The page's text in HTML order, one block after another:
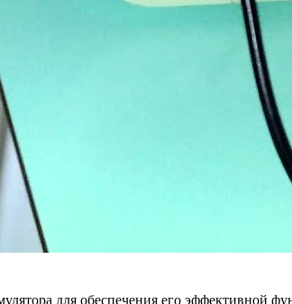
для обеспечения его эффективной